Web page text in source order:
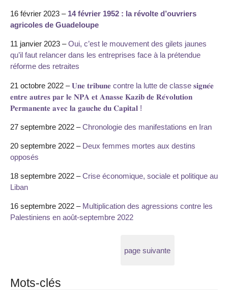
16 février 2023 – 14 février 1952 : la révolte d’ouvriers
agricoles de Guadeloupe
11 janvier 2023 –Oui, c’est le mouvement des gilets jaunes
qu’il faut relancer dans les entreprises face à la prétendue
réforme des retraites
21 octobre 2022 –𝐔𝐧𝐞 𝐭𝐫𝐢𝐛𝐮𝐧𝐞 contre la lutte de classe 𝐬𝐢𝐠𝐧𝐞́𝐞
𝐞𝐧𝐭𝐫𝐞 𝐚𝐮𝐭𝐫𝐞𝐬 𝐩𝐚𝐫 𝐥𝐞 𝐍𝐏𝐀 𝐞𝐭 𝐀𝐧𝐚𝐬𝐬𝐞 𝐊𝐚𝐳𝐢𝐛 𝐝𝐞 𝐑𝐞́𝐯𝐨𝐥𝐮𝐭𝐢𝐨𝐧
𝐏𝐞𝐫𝐦𝐚𝐧𝐞𝐧𝐭𝐞 𝐚𝐯𝐞𝐜 𝐥𝐚 𝐠𝐚𝐮𝐜𝐡𝐞 𝐝𝐮 𝐂𝐚𝐩𝐢𝐭𝐚𝐥 !
27 septembre 2022 –Chronologie des manifestations en Iran
20 septembre 2022 – Deux femmes mortes aux destins
opposés
18 septembre 2022 –Crise économique, sociale et politique au
Liban
16 septembre 2022 – Multiplication des agressions contre les
Palestiniens en août-septembre 2022
page suivante
Mots-clés